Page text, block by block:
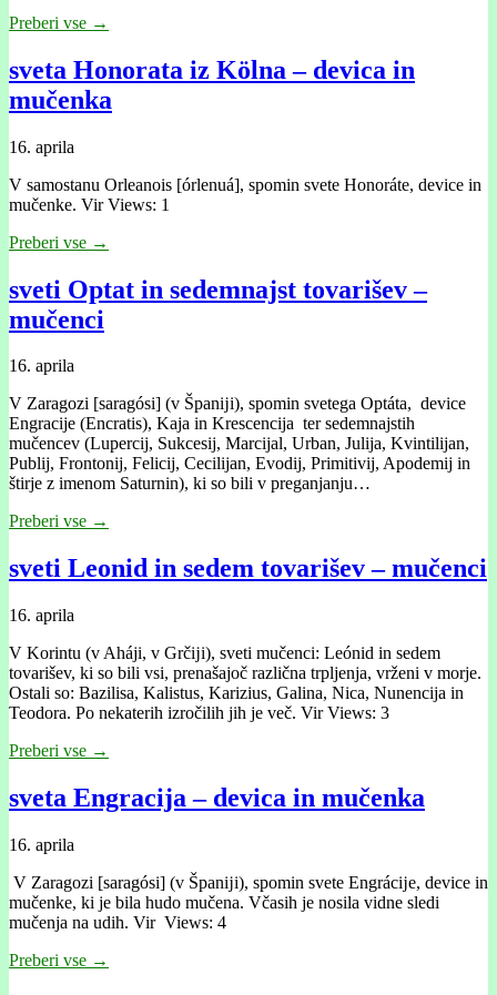
Preberi vse →
sveta Honorata iz Kölna – devica in
mučenka
16. aprila
V samostanu Orleanois [órlenuá], spomin svete Honoráte, device in
mučenke. Vir Views: 1
Preberi vse →
sveti Optat in sedemnajst tovarišev –
mučenci
16. aprila
V Zaragozi [saragósi] (v Španĳi), spomin svetega Optáta, device
Engracije (Encratis), Kaja in Krescencija ter sedemnajstih
mučencev (Lupercij, Sukcesij, Marcijal, Urban, Julija, Kvintilijan,
Publij, Frontonij, Felicij, Cecilijan, Evodij, Primitivij, Apodemij in
štirje z imenom Saturnin), ki so bili v preganjanju…
Preberi vse →
sveti Leonid in sedem tovarišev – mučenci
16. aprila
V Korintu (v Aháji, v Grčĳi), sveti mučenci: Leónid in sedem
tovarišev, ki so bili vsi, prenašajoč različna trpljenja, vrženi v morje.
Ostali so: Bazilisa, Kalistus, Karizius, Galina, Nica, Nunencija in
Teodora. Po nekaterih izročilih jih je več. Vir Views: 3
Preberi vse →
sveta Engracija – devica in mučenka
16. aprila
V Zaragozi [saragósi] (v Španĳi), spomin svete Engrácĳe, device in
mučenke, ki je bila hudo mučena. Včasih je nosila vidne sledi
mučenja na udih. Vir Views: 4
Preberi vse →